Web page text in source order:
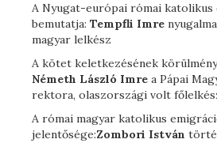
A Nyugat-európai római
bemutatja: Tempfli Imre
magyar lelkész
A kötet keletkezésének
Németh László Imre a Pápai
rektora, olaszországi volt
A római magyar katolikus
jelentősége:Zombori István